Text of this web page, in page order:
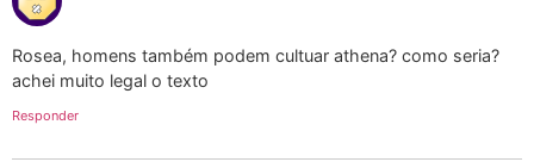
Rosea, homens também podem cultuar athena? como seria?
achei muito legal o texto
Responder